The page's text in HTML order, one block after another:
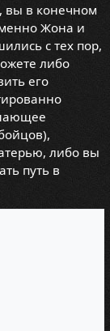
вы в конечном
Жона и
с тех пор,
либо
его
либо вы
путь в